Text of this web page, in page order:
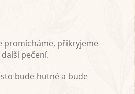
promícháme, přikryjeme
pečení.
bude hutné a bude